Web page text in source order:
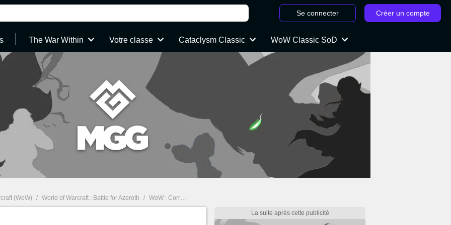
Se connecter Créer un compte
The War Within Votre classe Cataclysm Classic WoW Classic SoD
(WoW) / World of Warcraft : Battle for Azeroth / WoW : Correctif du 12 février (Corruption, Irion, Roi Gobbamak, Mécagone)